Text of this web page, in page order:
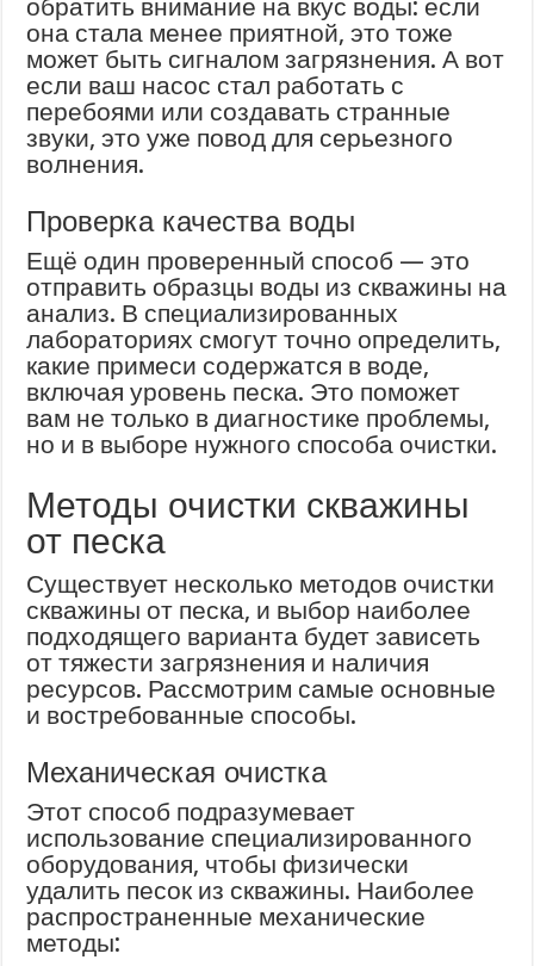
обратить внимание на вкус воды: если
она стала менее приятной, это тоже
может быть сигналом загрязнения. А вот
если ваш насос стал работать с
перебоями или создавать странные
звуки, это уже повод для серьезного
волнения.
Проверка качества воды
Ещё один проверенный способ — это
отправить образцы воды из скважины на
анализ. В специализированных
лабораториях смогут точно определить,
какие примеси содержатся в воде,
включая уровень песка. Это поможет
вам не только в диагностике проблемы,
но и в выборе нужного способа очистки.
Методы очистки скважины
от песка
Существует несколько методов очистки
скважины от песка, и выбор наиболее
подходящего варианта будет зависеть
от тяжести загрязнения и наличия
ресурсов. Рассмотрим самые основные
и востребованные способы.
Механическая очистка
Этот способ подразумевает
использование специализированного
оборудования, чтобы физически
удалить песок из скважины. Наиболее
распространенные механические
методы: